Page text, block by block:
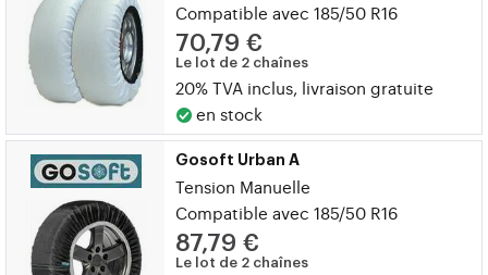
Compatible avec 185/50 R16
70,79 €
Le lot de 2 chaînes
20% TVA inclus, livraison gratuite
en stock
Gosoft Urban A
Tension Manuelle
Compatible avec 185/50 R16
87,79 €
Le lot de 2 chaînes